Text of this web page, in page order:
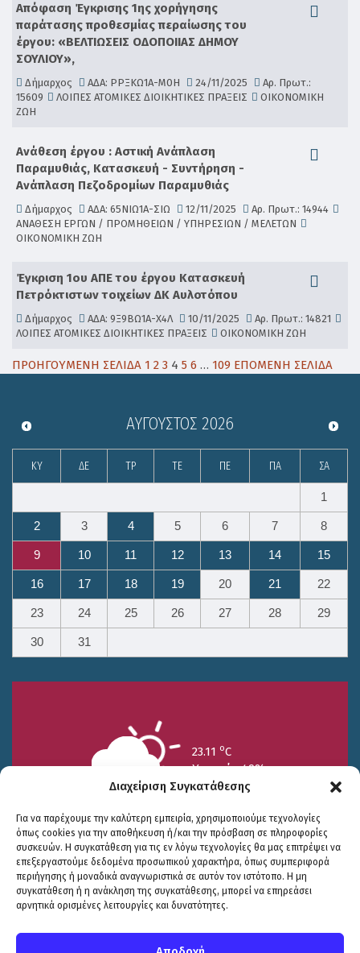
Διαχείριση Συγκατάθεσης
Για να παρέχουμε την καλύτερη εμπειρία, χρησιμοποιούμε τεχνολογίες
όπως cookies για την αποθήκευση ή/και την πρόσβαση σε πληροφορίες
συσκευών. Η συγκατάθεση για τις εν λόγω τεχνολογίες θα μας επιτρέψει να
επεξεργαστούμε δεδομένα προσωπικού χαρακτήρα, όπως συμπεριφορά
περιήγησης ή μοναδικά αναγνωριστικά σε αυτόν τον ιστότοπο. Η μη
συγκατάθεση ή η ανάκληση της συγκατάθεσης, μπορεί να επηρεάσει
αρνητικά ορισμένες λειτουργίες και δυνατότητες.
Απόφαση Έγκρισης 1ης χορήγησης
παράτασης προθεσμίας περαίωσης του
έργου: «ΒΕΛΤΙΩΣΕΙΣ ΟΔΟΠΟΙΙΑΣ ΔΗΜΟΥ
ΣΟΥΛΙΟΥ»,
Δήμαρχος ΑΔΑ: ΡΡΞΚΩ1Α-Μ0Η 24/11/2025
Αρ. Πρωτ.:
15609
ΛΟΙΠΕΣ ΑΤΟΜΙΚΕΣ ΔΙΟΙΚΗΤΙΚΕΣ ΠΡΑΞΕΙΣ
ΟΙΚΟΝΟΜΙΚΗ
ΖΩΗ
Ανάθεση έργου : Αστική Ανάπλαση
Παραμυθιάς, Κατασκευή - Συντήρηση -
Ανάπλαση Πεζοδρομίων Παραμυθιάς
Δήμαρχος ΑΔΑ: 65ΝΙΩ1Α-ΣΙΩ 12/11/2025
Αρ. Πρωτ.: 14944
ΑΝΑΘΕΣΗ ΕΡΓΩΝ / ΠΡΟΜΗΘΕΙΩΝ / ΥΠΗΡΕΣΙΩΝ / ΜΕΛΕΤΩΝ
ΟΙΚΟΝΟΜΙΚΗ ΖΩΗ
Έγκριση 1ου ΑΠΕ του έργου Κατασκευή
Πετρόκτιστων τοιχείων ΔΚ Αυλοτόπου
Δήμαρχος ΑΔΑ: 9Ξ9ΒΩ1Α-Χ4Λ 10/11/2025
Αρ. Πρωτ.: 14821
ΛΟΙΠΕΣ ΑΤΟΜΙΚΕΣ ΔΙΟΙΚΗΤΙΚΕΣ ΠΡΑΞΕΙΣ
ΟΙΚΟΝΟΜΙΚΗ ΖΩΗ
ΠΡΟΗΓΟΥΜΕΝΗ ΣΕΛΙΔΑ 1 2 3 4 5 6 … 109 ΕΠΟΜΕΝΗ ΣΕΛΙΔΑ
ΑΎΓΟΥΣΤΟΣ 2026
ΚΥ ΔΕ ΤΡ ΤΕ ΠΕ ΠΑ ΣΑ
1
2 3 4 5 6 7 8
9 10 11 12 13 14 15
16 17 18 19 20 21 22
23 24 25 26 27 28 29
30 31
23.11 oC
Υγρασία 49%
25/7
15.73 oC
26/7
17.99oC
27/7
20.94oC
© COPYRIGHT ΔΗΜΟΣ ΣΟΥΛΙΟΥ 2026